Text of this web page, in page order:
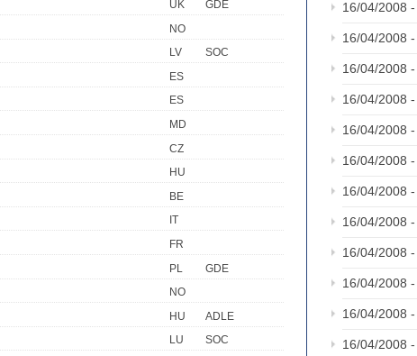
UK
GDE
NO
LV
SOC
ES
ES
MD
CZ
HU
BE
IT
FR
PL
GDE
NO
HU
ADLE
LU
SOC
16/04/2008 -
16/04/2008 -
16/04/2008 -
16/04/2008 -
16/04/2008 -
16/04/2008 -
16/04/2008 -
16/04/2008 -
16/04/2008 -
16/04/2008 -
16/04/2008 -
16/04/2008 -